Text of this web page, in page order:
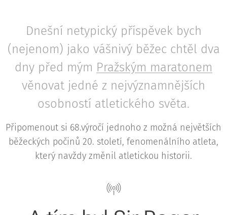
Dnešní netypický příspěvek bych
(nejenom) jako vášnivý běžec chtěl dva
dny před mým Pražským maratonem
věnovat jedné z nejvýznamnějších
osobností atletického světa.
Připomenout si 68.výročí jednoho z možná největších
běžeckých počinů 20. století, fenomenálního atleta,
který navždy změnil atletickou historii.